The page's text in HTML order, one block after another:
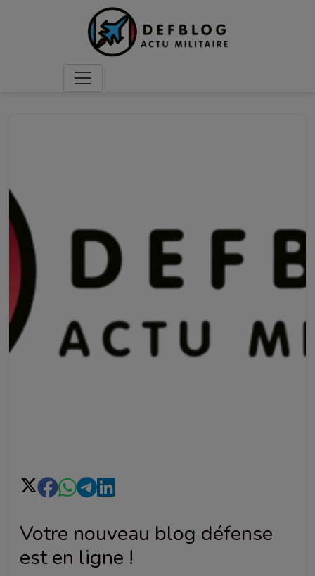
Votre nouveau blog défense
est en ligne !